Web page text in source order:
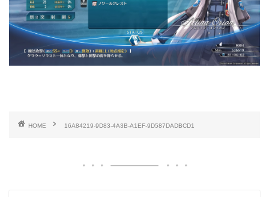
HOME 16A84219-9D83-4A3B-A1EF-9D587DADBCD1